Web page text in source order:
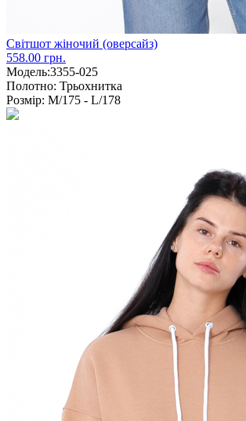
Світшот жіночий (оверсайз)
558.00 грн.
Модель:3355-025
Полотно: Трьохнитка
Розмір: M/175 - L/178